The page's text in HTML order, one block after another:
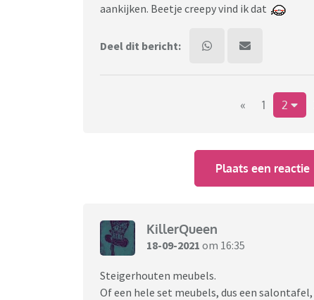
aankijken. Beetje creepy vind ik dat
Deel dit bericht:
« 1 2
Plaats een reactie
KillerQueen
18-09-2021 om 16:35
Steigerhouten meubels.
Of een hele set meubels, dus een